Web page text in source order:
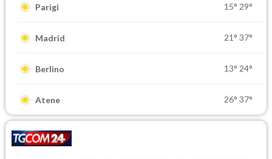
Parigi 15° 29°
Madrid 21° 37°
Berlino 13° 24°
Atene 26° 37°